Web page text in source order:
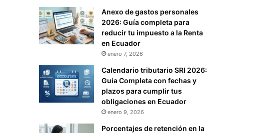
Anexo de gastos personales
2026: Guía completa para
reducir tu impuesto a la Renta
en Ecuador
enero 7, 2026
Calendario tributario SRI 2026:
Guía Completa con fechas y
plazos para cumplir tus
obligaciones en Ecuador
enero 9, 2026
Porcentajes de retención en la